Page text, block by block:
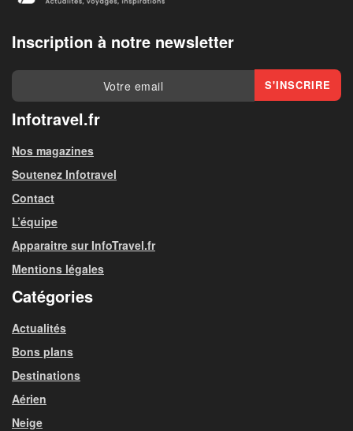
Inscription à notre newsletter
Infotravel.fr
Nos magazines
Soutenez Infotravel
Contact
L’équipe
Apparaitre sur InfoTravel.fr
Mentions légales
Catégories
Actualités
Bons plans
Destinations
Aérien
Neige